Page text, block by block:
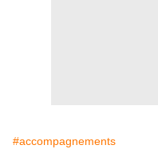
#accompagnements